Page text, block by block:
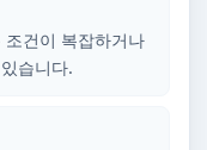
건이 복잡하거나
습니다.